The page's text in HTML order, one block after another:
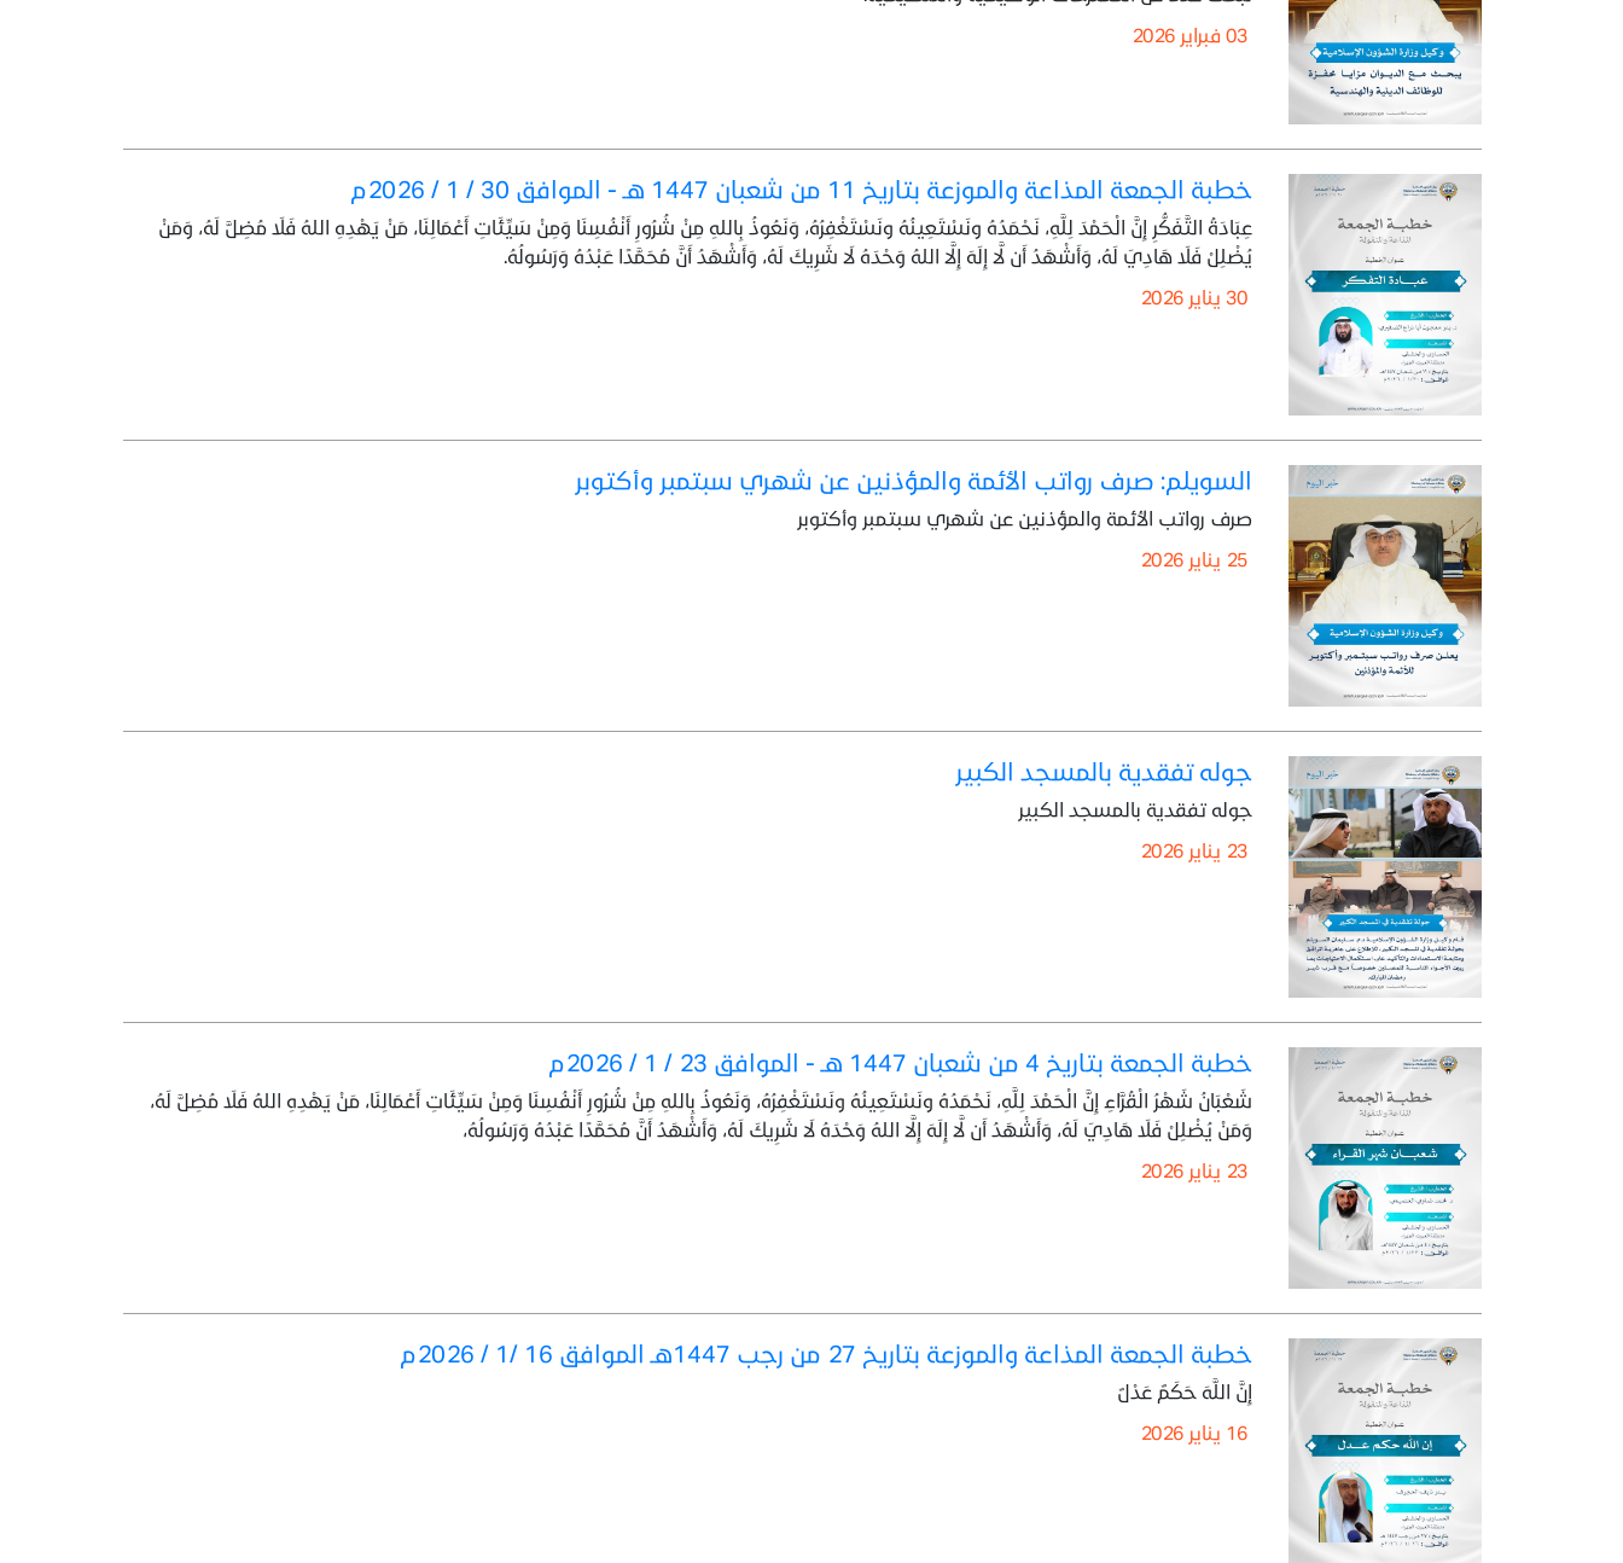
خطبة الجمعة المذاعة والموزعة بتاريخ 11 من شعبان 1447 هـ - الموافق 30 / 1 / 2026م
عِبَادَةُ التَّفَكُّرِ إِنَّ الْحَمْدَ لِلَّهِ، نَحْمَدُهُ ونَسْتَعِينُهُ ونَسْتَغْفِرُهُ، وَنَعُوذُ بِاللهِ مِنْ شُرُورِ أَنْفُسِنَا وَمِنْ سَيِّئَاتِ أَعْمَالِنَا، مَنْ يَهْدِهِ اللهُ فَلَا مُضِلَّ لَهُ، وَمَنْ
يُضْلِلْ فَلَا هَادِيَ لَهُ، وَأَشْهَدُ أَن لَّا إِلَهَ إِلَّا اللهُ وَحْدَهُ لَا شَرِيكَ لَهُ، وَأَشْهَدُ أَنَّ مُحَمَّدًا عَبْدُهُ وَرَسُولُهُ.
السويلم: صرف رواتب الأئمة والمؤذنين عن شهري سبتمبر وأكتوبر
صرف رواتب الأئمة والمؤذنين عن شهري سبتمبر وأكتوبر
جوله تفقدية بالمسجد الكبير
جوله تفقدية بالمسجد الكبير
خطبة الجمعة بتاريخ 4 من شعبان 1447 هـ - الموافق 23 / 1 / 2026م
شَعْبَانُ شَهْرُ الْقُرَّاءِ إِنَّ الْحَمْدَ لِلَّهِ، نَحْمَدُهُ ونَسْتَعِينُهُ ونَسْتَغْفِرُهُ، وَنَعُوذُ بِاللهِ مِنْ شُرُورِ أَنْفُسِنَا وَمِنْ سَيِّئَاتِ أَعْمَالِنَا، مَنْ يَهْدِهِ اللهُ فَلَا مُضِلَّ لَهُ،
وَمَنْ يُضْلِلْ فَلَا هَادِيَ لَهُ، وَأَشْهَدُ أَن لَّا إِلَهَ إِلَّا اللهُ وَحْدَهُ لَا شَرِيكَ لَهُ، وَأَشْهَدُ أَنَّ مُحَمَّدًا عَبْدُهُ وَرَسُولُهُ،
خطبة الجمعة المذاعة والموزعة بتاريخ 27 من رجب 1447هـ الموافق 16 /1 / 2026م
إِنَّ اللَّهَ حَكَمٌ عَدْلٌ